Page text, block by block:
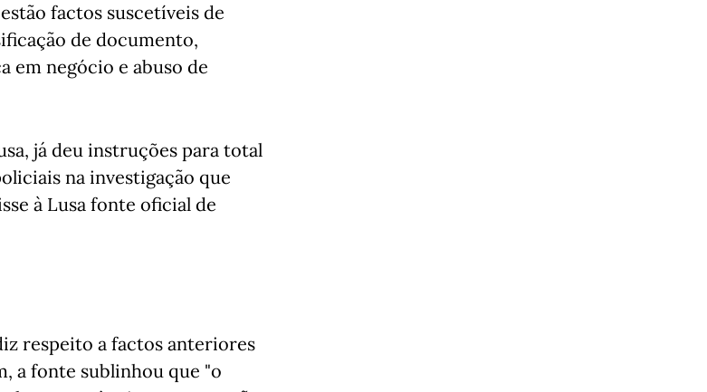
factos suscetíveis de
de documento,
em negócio e abuso de
já deu instruções para total
na investigação que
à Lusa fonte oficial de
respeito a factos anteriores
a fonte sublinhou que "o